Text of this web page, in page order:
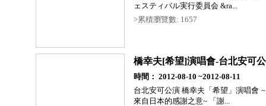
ェスティバル実行委員会 &ra...
>累積瀏覽數: 1657
橋幸夫[希望]演唱會-台北安可
時間： 2012-08-10 ~2012-08-11
台北安可公演 橋幸夫「希望」演唱會
來自日本的感謝之意~ 「謝...